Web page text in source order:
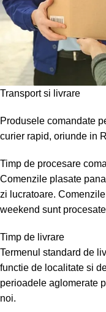
Transport si livrare
Produsele comandate
curier rapid, oriunde in
Timp de procesare
Comenzile plasate
zi lucratoare.
weekend sunt
Timp de livrare
Termenul standard de
functie de localitate si
perioadele aglomerate
noi.